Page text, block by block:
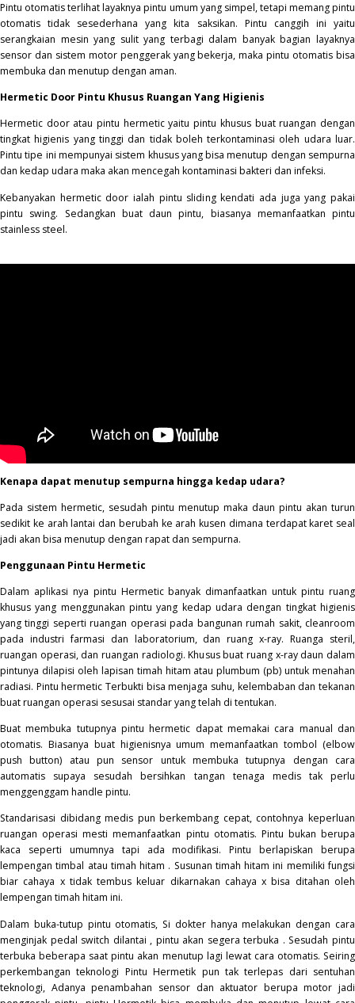
Pintu otomatis terlihat layaknya pintu umum yang simpel, tetapi memang pintu
otomatis tidak sesederhana yang kita saksikan. Pintu canggih ini yaitu
serangkaian mesin yang sulit yang terbagi dalam banyak bagian layaknya
sensor dan sistem motor penggerak yang bekerja, maka pintu otomatis bisa
membuka dan menutup dengan aman.
Hermetic Door Pintu Khusus Ruangan Yang Higienis
Hermetic door atau pintu hermetic yaitu pintu khusus buat ruangan dengan
tingkat higienis yang tinggi dan tidak boleh terkontaminasi oleh udara luar.
Pintu tipe ini mempunyai sistem khusus yang bisa menutup dengan sempurna
dan kedap udara maka akan mencegah kontaminasi bakteri dan infeksi.
Kebanyakan hermetic door ialah pintu sliding kendati ada juga yang pakai
pintu swing. Sedangkan buat daun pintu, biasanya memanfaatkan pintu
stainless steel.
Kenapa dapat menutup sempurna hingga kedap udara?
Pada sistem hermetic, sesudah pintu menutup maka daun pintu akan turun
sedikit ke arah lantai dan berubah ke arah kusen dimana terdapat karet seal
jadi akan bisa menutup dengan rapat dan sempurna.
Penggunaan Pintu Hermetic
Dalam aplikasi nya pintu Hermeticbanyak dimanfaatkan untuk pintu ruang
khusus yang menggunakan pintu yang kedap udara dengan tingkat higienis
yang tinggi seperti ruangan operasi pada bangunan rumah sakit, cleanroom
pada industri farmasi dan laboratorium, dan ruang x-ray. Ruanga steril,
ruangan operasi, dan ruangan radiologi. Khusus buat ruang x-ray daun dalam
pintunya dilapisi oleh lapisan timah hitam atau plumbum (pb) untuk menahan
radiasi. Pintu hermetic Terbukti bisa menjaga suhu, kelembaban dan tekanan
buat ruangan operasi sesusai standar yang telah di tentukan.
Buat membuka tutupnya pintu hermetic dapat memakai cara manual dan
otomatis. Biasanya buat higienisnya umum memanfaatkan tombol (elbow
push button) atau pun sensor untuk membuka tutupnya dengan cara
automatis supaya sesudah bersihkan tangan tenaga medis tak perlu
menggenggam handle pintu.
Standarisasi dibidang medis pun berkembang cepat, contohnya keperluan
ruangan operasi mesti memanfaatkan pintu otomatis. Pintu bukan berupa
kaca seperti umumnya tapi ada modifikasi. Pintu berlapiskan berupa
lempengan timbal atau timah hitam . Susunan timah hitam ini memiliki fungsi
biar cahaya x tidak tembus keluar dikarnakan cahaya x bisa ditahan oleh
lempengan timah hitam ini.
Dalam buka-tutup pintu otomatis, Si dokter hanya melakukan dengan cara
menginjak pedal switch dilantai , pintu akan segera terbuka . Sesudah pintu
terbuka beberapa saat pintu akan menutup lagi lewat cara otomatis. Seiring
perkembangan teknologi Pintu Hermetik pun tak terlepas dari sentuhan
teknologi, Adanya penambahan sensor dan aktuator berupa motor jadi